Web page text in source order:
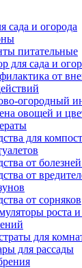
сада и огорода
питательные
для сада и
от
огородный
овощей и
для
от
от
от сорняков
роста
для
для рассады